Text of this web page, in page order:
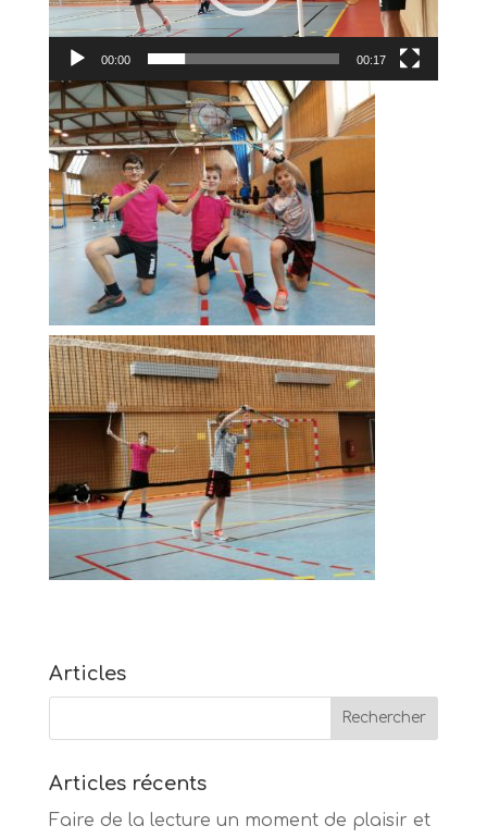
00:00 00:17
Articles
Articles récents
Faire de la lecture un moment de plaisir et